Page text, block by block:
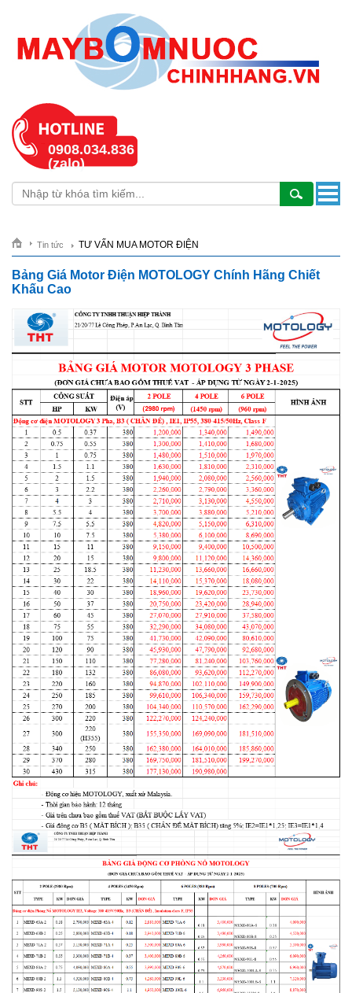
0908.034.836
(zalo)
Tin tức TƯ VẤN MUA MOTOR ĐIỆN
Bảng Giá Motor Điện MOTOLOGY Chính Hãng Chiết
Khấu Cao